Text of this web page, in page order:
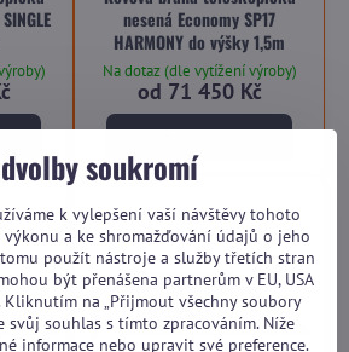
nesená Economy SP17
HARMONY do výšky 1,5m
Na dotaz (dle vytížení výroby)
od 71 450 Kč
Zobrazit
soukromí
k vylepšení vaší návštěvy tohoto
a ke shromažďování údajů o jeho
použít nástroje a služby třetích stran
být přenášena partnerům v EU, USA
Kliknutím na „Přijmout všechny soubory
svůj souhlas s tímto zpracováním. Níže
informace nebo upravit své preference.